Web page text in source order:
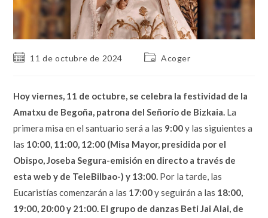
Publicación
11 de octubre de 2024
Categoría
Acoger
Hoy viernes, 11 de octubre, se celebra la festividad de la
Amatxu de Begoña, patrona del Señorío de Bizkaia. La
primera misa en el santuario será a las 9:00y las siguientes a
las 10:00, 11:00, 12:00 (Misa Mayor, presidida por el
Obispo, Joseba Segura-emisión en directo a través de
esta web y de TeleBilbao-) y 13:00. Por la tarde, las
Eucaristías comenzarán a las 17:00y seguirán a las 18:00,
19:00, 20:00 y 21:00. El grupo de danzas Beti Jai Alai, de